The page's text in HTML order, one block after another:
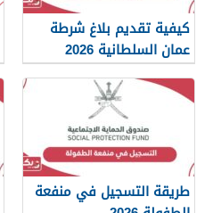
كيفية تقديم بلاغ شرطة
عمان السلطانية 2026
طريقة التسجيل في منفعة